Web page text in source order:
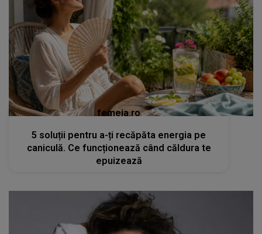
femeia.ro
5 soluții pentru a-ți recăpăta energia pe
caniculă. Ce funcționează când căldura te
epuizează